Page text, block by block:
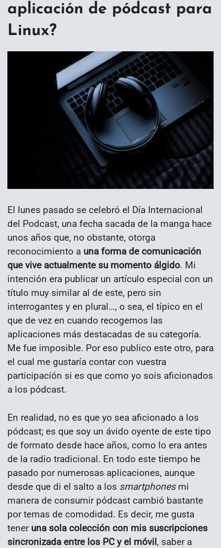
aplicación de pódcast para
Linux?
El lunes pasado se celebró el Día Internacional
del Podcast, una fecha sacada de la manga hace
unos años que, no obstante, otorga
reconocimiento a una forma de comunicación
que vive actualmente su momento álgido. Mi
intención era publicar un artículo especial con un
título muy similar al de este, pero sin
interrogantes y en plural…, o sea, el típico en el
que de vez en cuando recogemos las
aplicaciones más destacadas de su categoría.
Me fue imposible. Por eso publico este otro, para
el cual me gustaría contar con vuestra
participación si es que como yo sois aficionados
a los pódcast.
En realidad, no es que yo sea aficionado a los
pódcast; es que soy un ávido oyente de este tipo
de formato desde hace años, como lo era antes
de la radio tradicional. En todo este tiempo he
pasado por numerosas aplicaciones, aunque
desde que di el salto a los smartphonesmi
manera de consumir pódcast cambió bastante
por temas de comodidad. Es decir, me gusta
tener una sola colección con mis suscripciones
sincronizada entre los PC y el móvil, saber a